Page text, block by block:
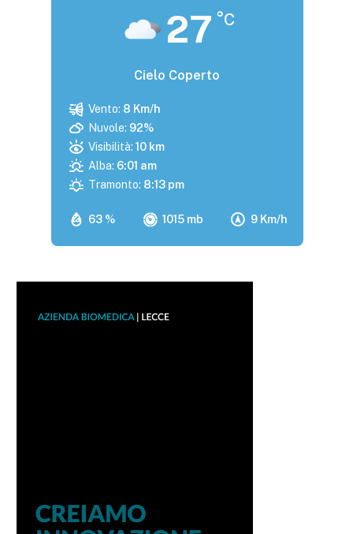
27 °C
Cielo Coperto
63 % 1015 mb 9 Km/h
Vento: 8 Km/h
Nuvole: 92%
Visibilità: 10 km
Alba: 6:01 am
Tramonto: 8:13 pm